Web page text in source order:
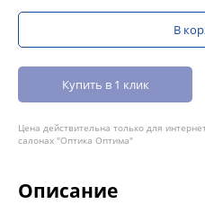
В
Купить в 1 клик
Цена действительна только для
салонах "Оптика Оптима"
Описание